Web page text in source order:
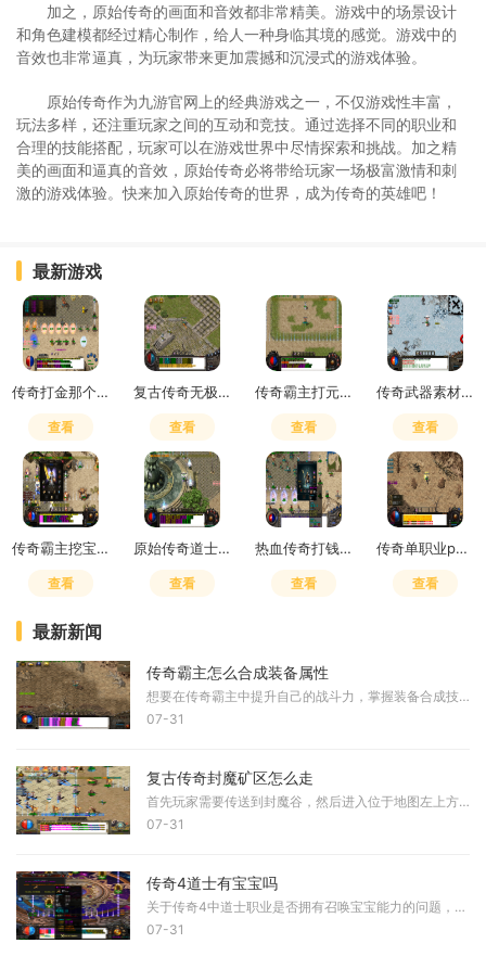
加之，原始传奇的画面和音效都非常精美。游戏中的场景设计
和角色建模都经过精心制作，给人一种身临其境的感觉。游戏中的
音效也非常逼真，为玩家带来更加震撼和沉浸式的游戏体验。
原始传奇作为九游官网上的经典游戏之一，不仅游戏性丰富，
玩法多样，还注重玩家之间的互动和竞技。通过选择不同的职业和
合理的技能搭配，玩家可以在游戏世界中尽情探索和挑战。加之精
美的画面和逼真的音效，原始传奇必将带给玩家一场极富激情和刺
激的游戏体验。快来加入原始传奇的世界，成为传奇的英雄吧！
最新游戏
传奇打金那个服好
查看
复古传奇无极真气有什么用
查看
传奇霸主打元宝买精灵划算不
查看
传奇武器素材600张多少钱
查看
传奇霸主挖宝技巧攻略图
查看
原始传奇道士学4级狗还是符
查看
热血传奇打钱攻略最新
查看
传奇单职业pk技巧
查看
最新新闻
传奇霸主怎么合成装备属性
想要在传奇霸主中提升自己的战斗力，掌握装备合成技巧是必不可少的一环。在合成装备前，我们需要先收集各种合成材料，这些材料可以通过完成任务、挑战BOSS、参与游戏活动等多种
07-31
复古传奇封魔矿区怎么走
首先玩家需要传送到封魔谷，然后进入位于地图左上方向的封魔矿区。封魔矿区是通往封魔殿的必经起始点，这个区域包含多个相连的地图，需要按照特定顺序通过。从封魔矿区出发，
07-31
传奇4道士有宝宝吗
关于传奇4中道士职业是否拥有召唤宝宝能力的问题，根据实际游戏设定来看，道士在传奇4中并未延续传统设定中的召唤能力。与早期版本相比，道士职业的核心技能发生了显著调整，其
07-31